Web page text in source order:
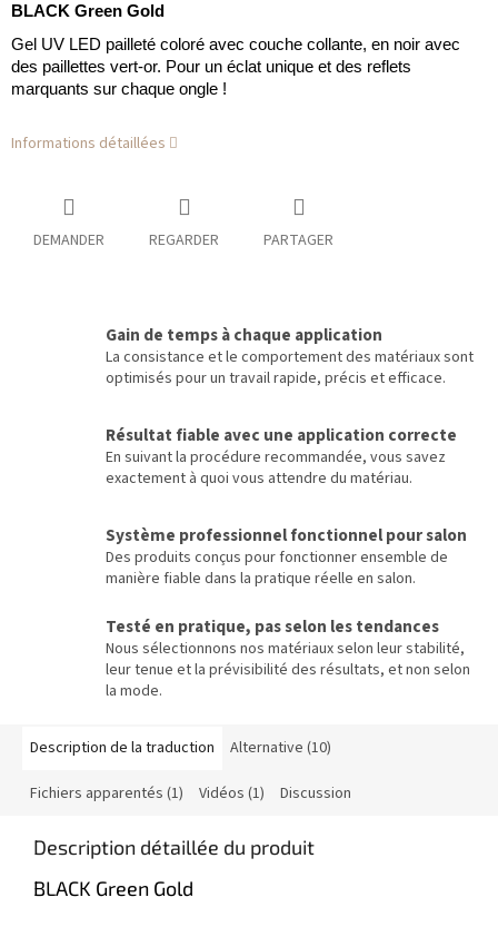
BLACK Green Gold
Gel UV LED pailleté coloré avec couche collante, en noir avec
des paillettes vert-or. Pour un éclat unique et des reflets
marquants sur chaque ongle !
Informations détaillées
DEMANDER REGARDER PARTAGER
Gain de temps à chaque application
La consistance et le comportement des matériaux sont
optimisés pour un travail rapide, précis et efficace.
Résultat fiable avec une application correcte
En suivant la procédure recommandée, vous savez
exactement à quoi vous attendre du matériau.
Système professionnel fonctionnel pour salon
Des produits conçus pour fonctionner ensemble de
manière fiable dans la pratique réelle en salon.
Testé en pratique, pas selon les tendances
Nous sélectionnons nos matériaux selon leur stabilité,
leur tenue et la prévisibilité des résultats, et non selon
la mode.
Description de la traduction Alternative (10)
Fichiers apparentés (1) Vidéos (1) Discussion
Description détaillée du produit
BLACK Green Gold